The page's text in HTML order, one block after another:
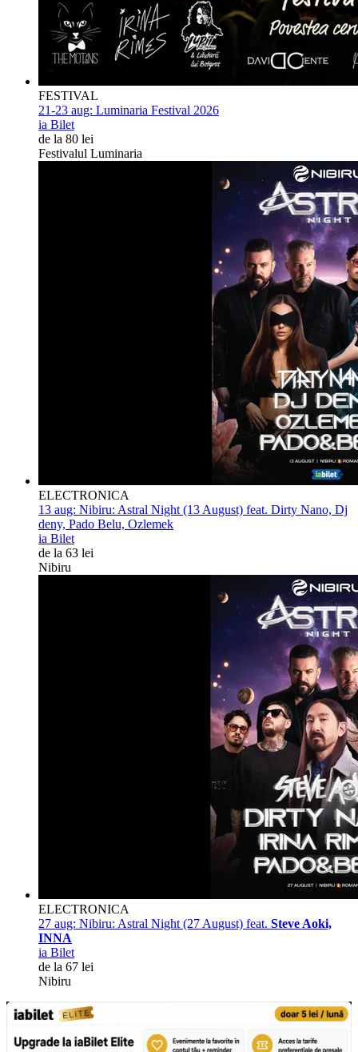
FESTIVAL
21-23 aug: Luminaria Festival 2026
ia Bilet
de la 80 lei
Festivalul Luminaria
ELECTRONICA
13 aug: Nibiru: Astral Night (13 August) feat. Dirty Nano, Dj
deny, Pado Belu, Ozlemek
ia Bilet
de la 63 lei
Nibiru
ELECTRONICA
27 aug: Nibiru: Astral Night (27 August) feat. Steve Aoki,
INNA
ia Bilet
de la 67 lei
Nibiru